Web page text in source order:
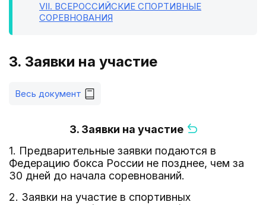
VII. ВСЕРОССИЙСКИЕ СПОРТИВНЫЕ
СОРЕВНОВАНИЯ
3. Заявки на участие
Весь документ
3. Заявки на участие
1. Предварительные заявки подаются в
Федерацию бокса России не позднее, чем за
30 дней до начала соревнований.
2. Заявки на участие в спортивных